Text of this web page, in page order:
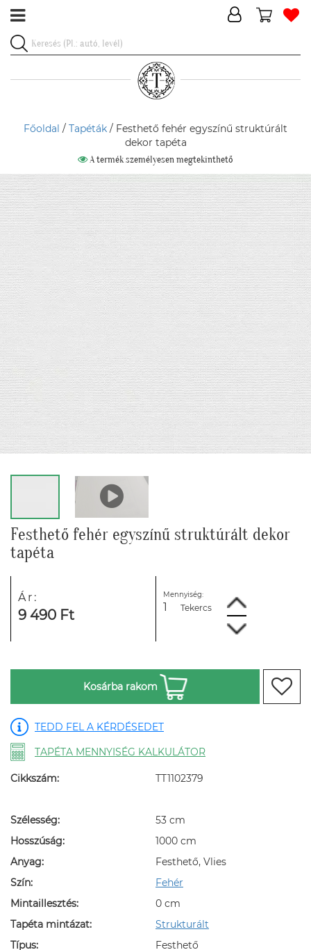
Főoldal / Tapéták / Festhető fehér egyszínű struktúrált
dekor tapéta
A termék személyesen megtekinthető
Festhető fehér egyszínű struktúrált dekor
tapéta
Ár:
9 490 Ft
Mennyiség:
Tekercs
Kosárba rakom
TEDD FEL A KÉRDÉSEDET
TAPÉTA MENNYISÉG KALKULÁTOR
Cikkszám: TT1102379
Szélesség:
53 cm
Hosszúság:
1000 cm
Anyag:
Festhető, Vlies
Szín:
Fehér
Mintaillesztés:
0 cm
Tapéta mintázat:
Strukturált
Típus:
Festhető